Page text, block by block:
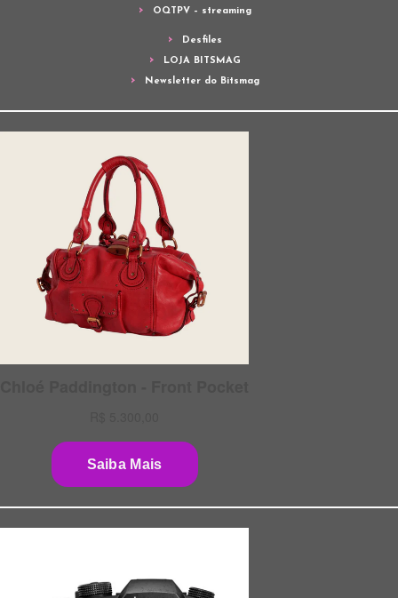
OQTPV – streaming
Desfiles
LOJA BITSMAG
Newsletter do Bitsmag